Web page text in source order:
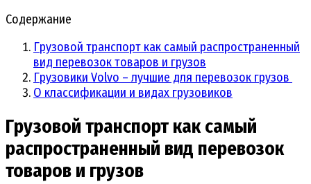
Содержание
Грузовой транспорт как самый распространенный
вид перевозок товаров и грузов
Грузовики Volvo – лучшие для перевозок грузов
О классификации и видах грузовиков
Грузовой транспорт как самый
распространенный вид перевозок
товаров и грузов